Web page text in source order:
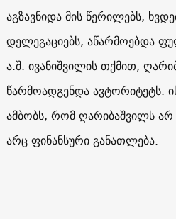
აგზავნიდა მის წერილებს,
დელეგაციებს, აწარმოებდა
ა.შ. ივანიშვილის თქმით,
წარმოადგენდა ავტორიტეტს.
ამბობს, რომ ღარიბაშვილს
არც ფინანსური განათლება.